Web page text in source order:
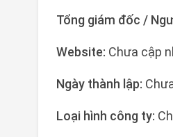
Tổng giám đốc /
Website: Chưa cập
Ngày thành lập:
Loại hình công ty: